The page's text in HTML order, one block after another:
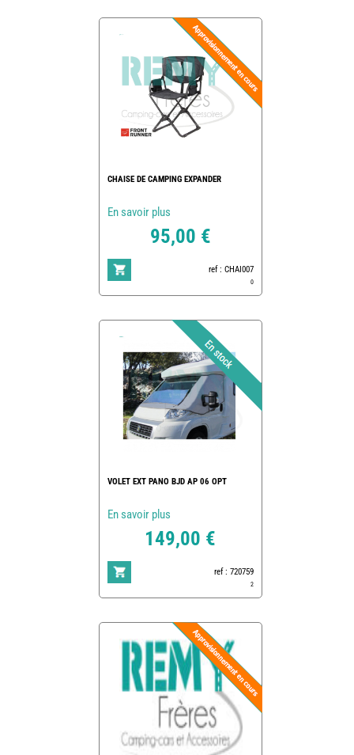
CHAISE DE CAMPING EXPANDER
En savoir plus
95,00 €
ref : CHAI007
0
VOLET EXT PANO BJD AP 06 OPT
En savoir plus
149,00 €
ref : 720759
2